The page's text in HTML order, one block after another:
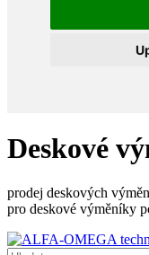
Deskové
prodej deskových
pro deskové výměníky